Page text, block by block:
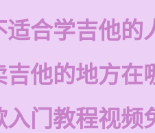
适合学吉他的
吉他的地方在
入门教程视频